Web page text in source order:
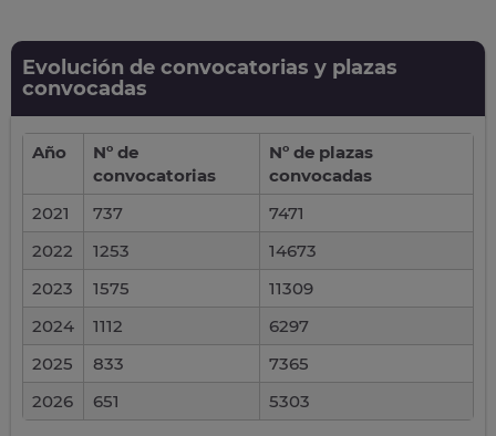
Evolución de convocatorias y plazas
convocadas
Año
Nº de
convocatorias
Nº de plazas
convocadas
2021
737
7471
2022
1253
14673
2023
1575
11309
2024
1112
6297
2025
833
7365
2026
651 5303